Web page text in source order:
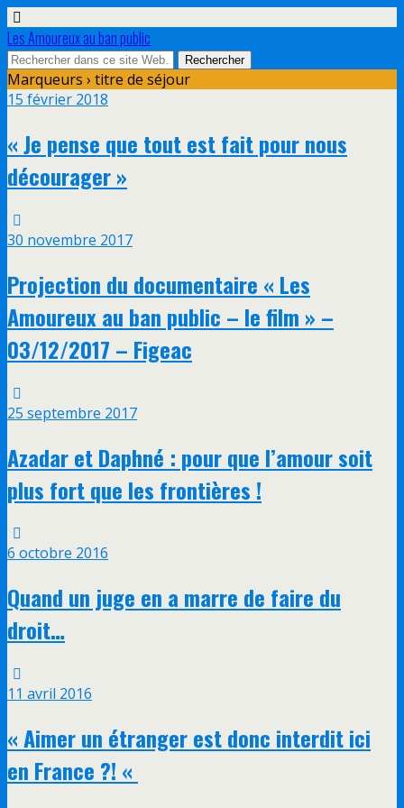
Les Amoureux au ban public
Marqueurs › titre de séjour
15 février 2018
« Je pense que tout est fait pour nous
décourager »
30 novembre 2017
Projection du documentaire « Les
Amoureux au ban public – le film » –
03/12/2017 – Figeac
25 septembre 2017
Azadar et Daphné : pour que l’amour soit
plus fort que les frontières !
6 octobre 2016
Quand un juge en a marre de faire du
droit…
11 avril 2016
« Aimer un étranger est donc interdit ici
en France ?! «